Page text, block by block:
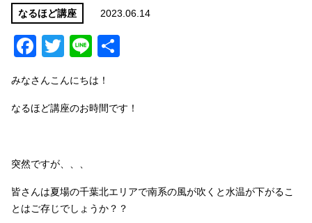
サイズ
カターアタマ ややハード
なるほど講座 2023.06.14
Facebook
Twitter
Line
みなさんこんにちは！
なるほど講座のお時間です！
突然ですが、、、
皆さんは夏場の千葉北エリアで南系の風が吹くと水温が下がるこ
とはご存じでしょうか？？